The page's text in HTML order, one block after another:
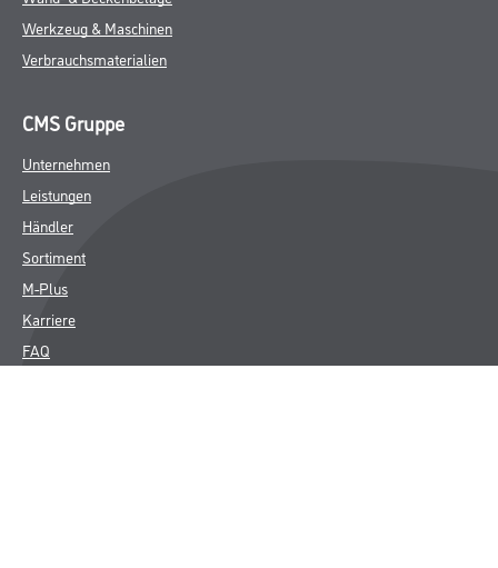
Werkzeug & Maschinen
Verbrauchsmaterialien
CMS Gruppe
Unternehmen
Leistungen
Händler
Sortiment
M-Plus
Karriere
FAQ